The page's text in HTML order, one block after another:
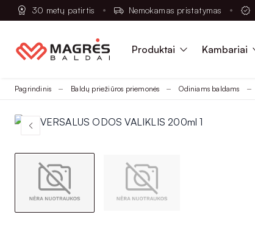
30 metų patirtis Nemokamas pristatymas
Produktai Kambariai
Pagrindinis Baldų priežiūros priemonės Odiniams baldams